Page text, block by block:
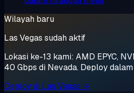
Wilayah baru
Las Vegas sudah aktif
Lokasi ke-13 kami: AMD EPYC,
40 Gbps di Nevada. Deploy
Deploy di Las Vegas →